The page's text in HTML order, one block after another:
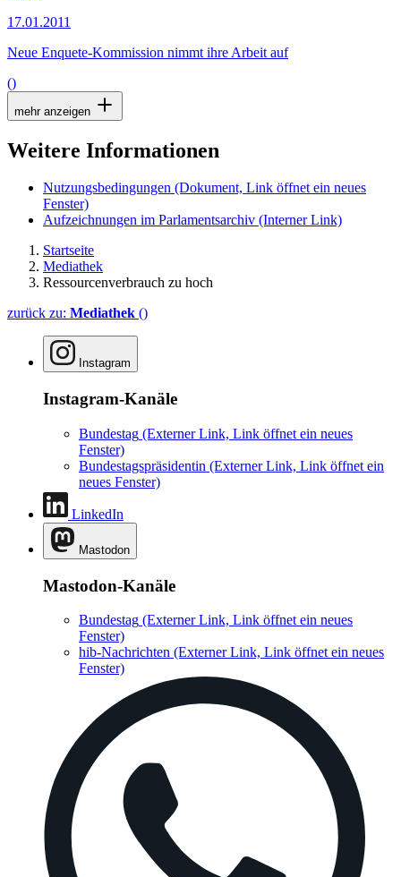
17.01.2011
Neue Enquete-Kommission nimmt ihre Arbeit auf
()
mehr anzeigen
Weitere Informationen
Nutzungsbedingungen (Dokument, Link öffnet ein neues
Fenster)
Aufzeichnungen im Parlamentsarchiv (Interner Link)
Startseite
Mediathek
Ressourcenverbrauch zu hoch
zurück zu: Mediathek ()
Instagram
Instagram-Kanäle
Bundestag (Externer Link, Link öffnet ein neues
Fenster)
Bundestagspräsidentin (Externer Link, Link öffnet ein
neues Fenster)
LinkedIn
Mastodon
Mastodon-Kanäle
Bundestag (Externer Link, Link öffnet ein neues
Fenster)
hib-Nachrichten (Externer Link, Link öffnet ein neues
Fenster)